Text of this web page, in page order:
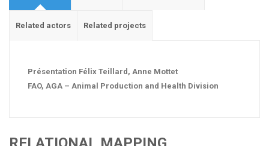
Related actors Related projects
Présentation Félix Teillard, Anne Mottet
FAO, AGA – Animal Production and Health Division